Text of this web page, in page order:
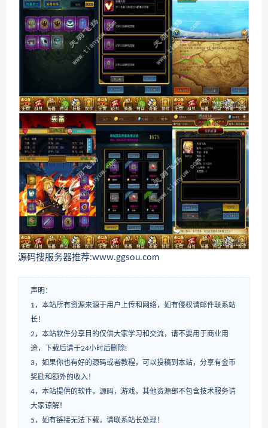
源码搜服务器推荐:www.ggsou.com
声明：
1，本站所有资源来源于用户上传和网络，如有侵权请邮件联系站
长！
2，本站软件分享目的仅供大家学习和交流，请不要用于商业用
途，下载后请于24小时后删除!
3，如果你也有好的源码或者教程，可以投稿到本站，分享有金币
奖励和额外的收入！
4，本站提供的软件，源码，游戏，其他资源部不包含技术服务请
大家谅解！
5，如有链接无法下载，请联系站长处理！